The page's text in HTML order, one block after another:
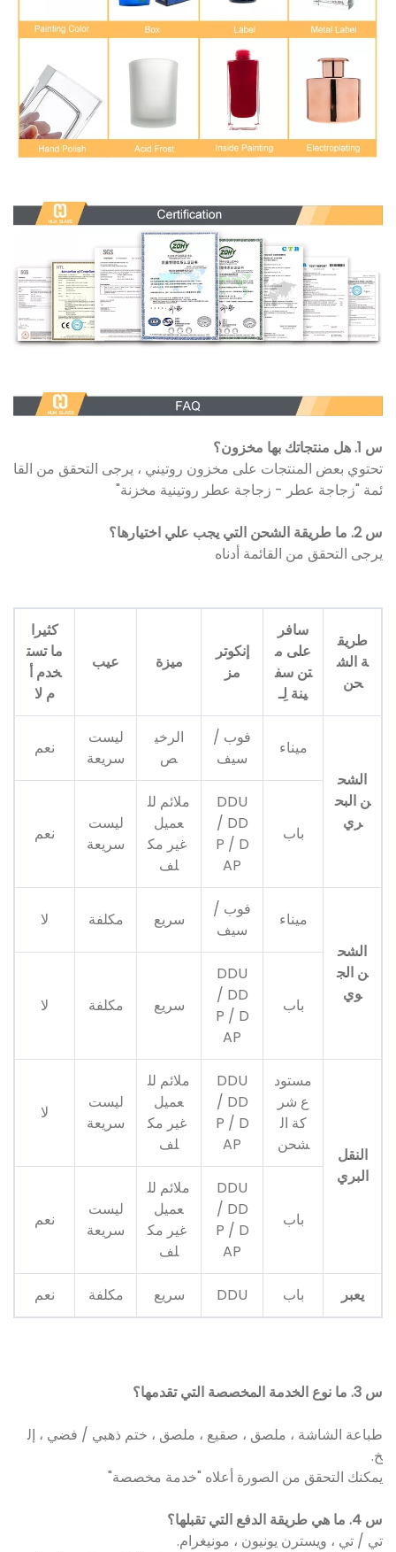
س 1. هل منتجاتك بها مخزون؟
تحتوي بعض المنتجات على مخزون روتيني ، يرجى التحقق من القا
ئمة "زجاجة عطر - زجاجة عطر روتينية مخزنة"
س 2. ما طريقة الشحن التي يجب علي اختيارها؟
يرجى التحقق من القائمة أدناه
طريق
ة الش
حن
سافر
على م
تن سف
ينة لِـ
إنكوتر
مز
ميزة عيب
كثيرا
ما تست
خدم أ
م لا
الشح
ن البح
ري
ميناء
فوب /
سيف
الرخي
ص
ليست
سريعة
نعم
باب
DDU
/ DD
P / D
AP
ملائم لل
عميل
غير مك
لف
ليست
سريعة
نعم
الشح
ن الج
وي
ميناء
فوب /
سيف
سريع مكلفة لا
باب
DDU
/ DD
P / D
AP
سريع مكلفة لا
النقل
البري
مستود
ع شر
كة ال
شحن
DDU
/ DD
P / D
AP
ملائم لل
عميل
غير مك
لف
ليست
سريعة
لا
باب
DDU
/ DD
P / D
AP
ملائم لل
عميل
غير مك
لف
ليست
سريعة
نعم
يعبر باب DDU سريع مكلفة نعم
س 3. ما نوع الخدمة المخصصة التي تقدمها؟
طباعة الشاشة ، ملصق ، صقيع ، ملصق ، ختم ذهبي / فضي ، إل
خ.
يمكنك التحقق من الصورة أعلاه "خدمة مخصصة"
س 4. ما هي طريقة الدفع التي تقبلها؟
تي / تي ، ويسترن يونيون ، مونيغرام.